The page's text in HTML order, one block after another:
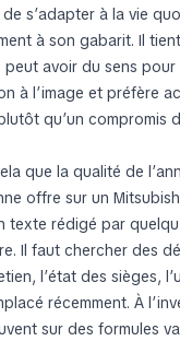
s’adapter à la vie
à son gabarit. Il
avoir du sens pour
à l’image et préfère
qu’un compromis
que la qualité de
offre sur un
texte rédigé par
Il faut chercher des
l’état des sièges,
récemment. À
sur des formules